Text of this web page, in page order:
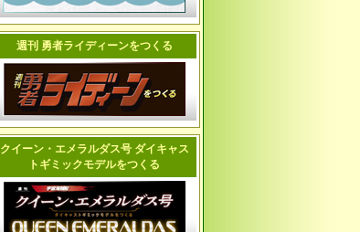
週刊 勇者ライディーンをつくる
クイーン・エメラルダス号 ダイキャス
トギミックモデルをつくる